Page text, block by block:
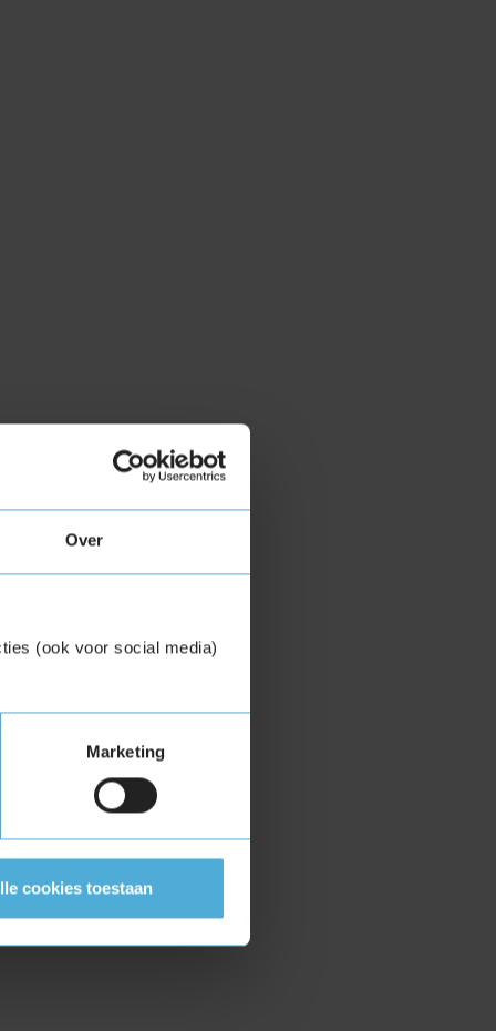
Over
(ook voor social media)
Marketing
cookies toestaan